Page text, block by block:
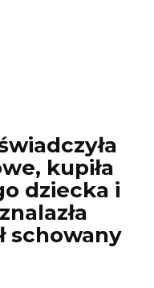
kupiła
dziecka i
schowany